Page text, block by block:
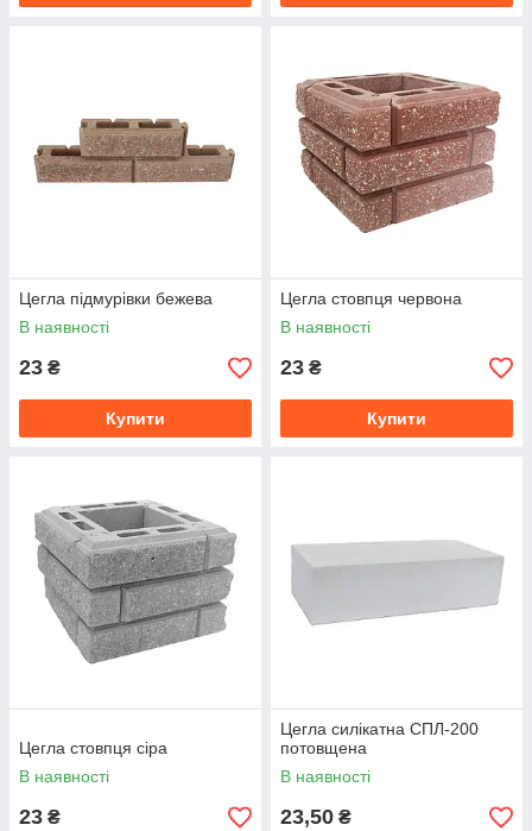
Цегла підмурівки бежева
В наявності
23 ₴
Купити
Цегла стовпця червона
В наявності
23 ₴
Купити
Цегла стовпця сіра
В наявності
23 ₴
Цегла силікатна СПЛ-200
потовщена
В наявності
23,50 ₴